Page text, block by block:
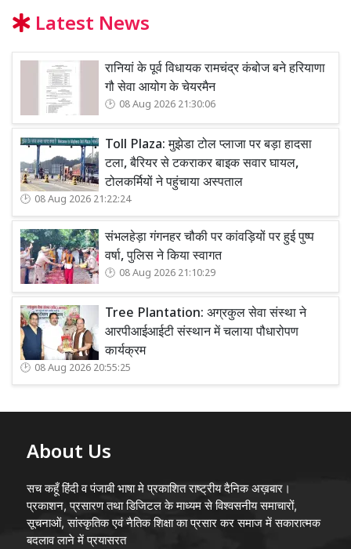
Latest News
रानियां के पूर्व विधायक रामचंद्र कंबोज बने हरियाणा
गौ सेवा आयोग के चेयरमैन
08 Aug 2026 21:30:06
Toll Plaza: मुझेडा टोल प्लाजा पर बड़ा हादसा
टला, बैरियर से टकराकर बाइक सवार घायल,
टोलकर्मियों ने पहुंचाया अस्पताल
08 Aug 2026 21:22:24
संभलहेड़ा गंगनहर चौकी पर कांवड़ियों पर हुई पुष्प
वर्षा, पुलिस ने किया स्वागत
08 Aug 2026 21:10:29
Tree Plantation: अग्रकुल सेवा संस्था ने
आरपीआईआईटी संस्थान में चलाया पौधारोपण
कार्यक्रम
08 Aug 2026 20:55:25
About Us
सच कहूँ हिंदी व पंजाबी भाषा मे प्रकाशित राष्ट्रीय दैनिक अख़बार।
प्रकाशन, प्रसारण तथा डिजिटल के माध्यम से विश्वसनीय समाचारों,
सूचनाओं, सांस्कृतिक एवं नैतिक शिक्षा का प्रसार कर समाज में सकारात्मक
बदलाव लाने में प्रयासरत